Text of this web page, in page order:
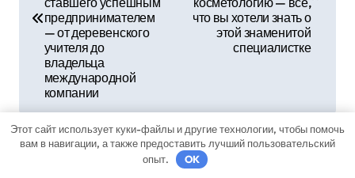
ц
предпринимателем
— от деревенского
учителя до
владельца
международной
компании
что вы хотели знать о
этой знаменитой
специалистке
Этот сайт использует куки-файлы и другие технологии, чтобы помочь
вам в навигации, а также предоставить лучший пользовательский
опыт.
OK